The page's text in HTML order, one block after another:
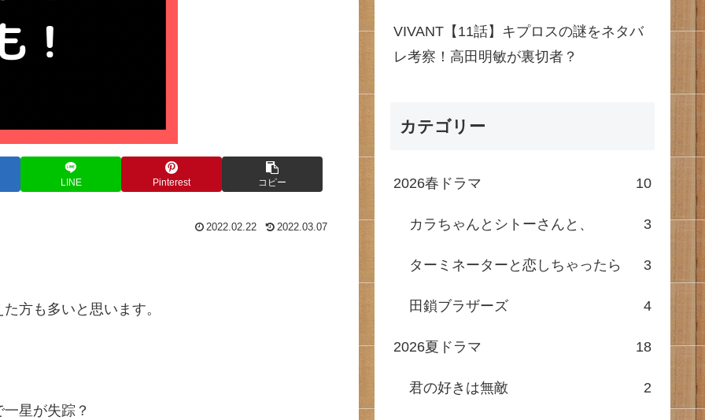
LINE Pinterest コピー
2022.02.22 2022.03.07
方も多いと思います。
星が失踪？
VIVANT【11話】キプロスの謎をネタバ
レ考察！高田明敏が裏切者？
カテゴリー
2026春ドラマ 10
カラちゃんとシトーさんと、 3
ターミネーターと恋しちゃったら 3
田鎖ブラザーズ 4
2026夏ドラマ 18
君の好きは無敵 2